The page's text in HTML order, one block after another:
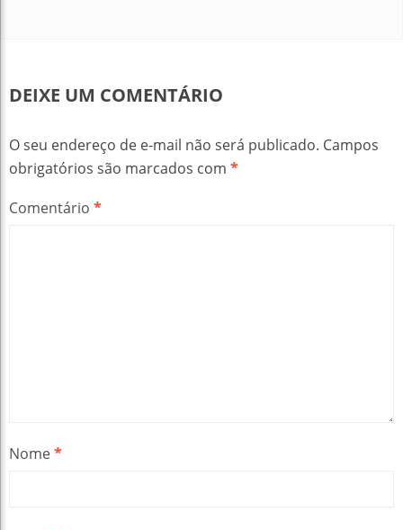
DEIXE UM COMENTÁRIO
O seu endereço de e-mail não será publicado. Campos
obrigatórios são marcados com *
Comentário *
Nome*